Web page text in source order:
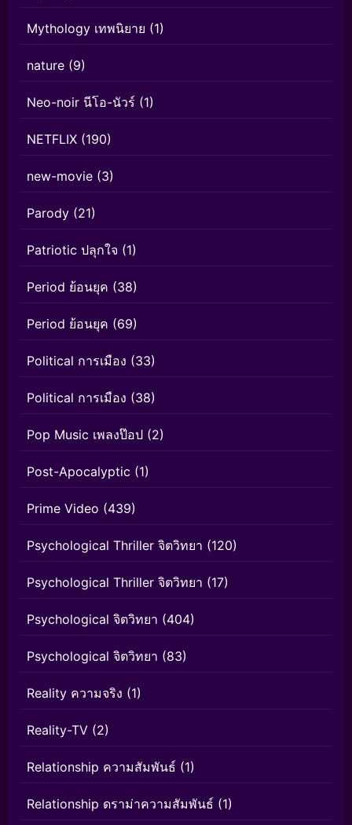
Mythology เทพนิยาย (1)
nature (9)
Neo-noir นีโอ-นัวร์ (1)
NETFLIX (190)
new-movie (3)
Parody (21)
Patriotic ปลุกใจ (1)
Period ย้อนยุค (38)
Period ย้อนยุค (69)
Political การเมือง (33)
Political การเมือง (38)
Pop Music เพลงป๊อป (2)
Post-Apocalyptic (1)
Prime Video (439)
Psychological Thriller จิตวิทยา (120)
Psychological Thriller จิตวิทยา (17)
Psychological จิตวิทยา (404)
Psychological จิตวิทยา (83)
Reality ความจริง (1)
Reality-TV (2)
Relationship ความสัมพันธ์ (1)
Relationship ดราม่าความสัมพันธ์ (1)